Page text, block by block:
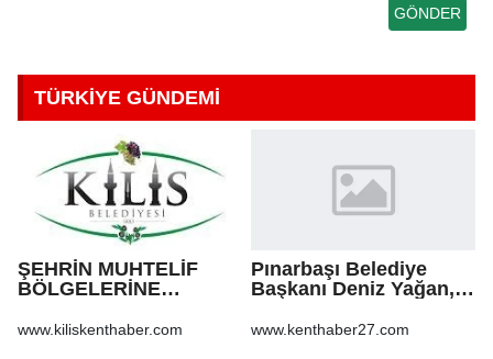
TÜRKİYE GÜNDEMİ
ŞEHRİN MUHTELİF
BÖLGELERİNE
VE BOZULAN
www.kiliskenthaber.com
Pınarbaşı Belediye
Başkanı Deniz Yağan,
www.kenthaber27.com